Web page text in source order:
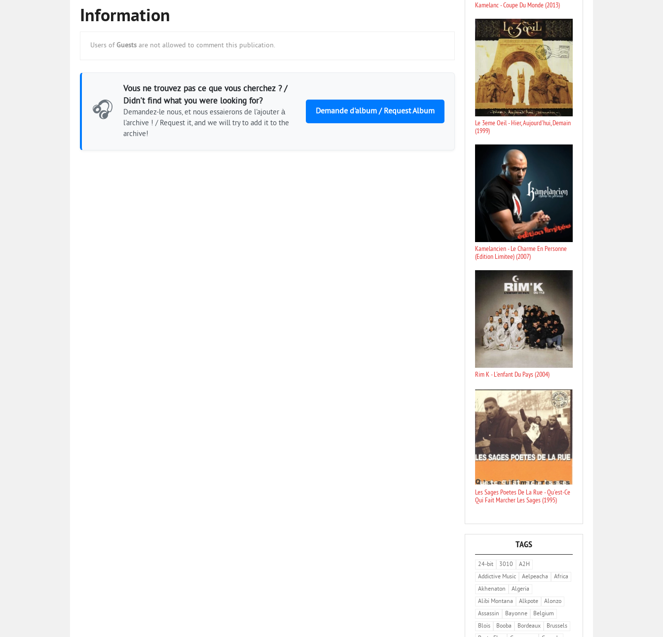
Information
Users of Guests are not allowed to comment this publication.
🎧
Vous ne trouvez pas ce que vous cherchez ? /
Didn't find what you were looking for?
Demandez-le nous, et nous essaierons de l'ajouter à
l'archive ! / Request it, and we will try to add it to the
archive!
Demande d'album / Request Album
Kamelanc - Coupe Du Monde (2013)
Le 3eme Oeil - Hier, Aujourd'hui, Demain
(1999)
Kamelancien - Le Charme En Personne
(Edition Limitee) (2007)
Rim K - L'enfant Du Pays (2004)
Les Sages Poetes De La Rue - Qu'est-Ce
Qui Fait Marcher Les Sages (1995)
TAGS
24-bit 3010
A2H
Addictive Music
Aelpeacha
Africa
Akhenaton
Algeria
Alibi Montana
Alkpote
Alonzo
Assassin
Bayonne
Belgium
Blois
Booba Bordeaux
Brussels